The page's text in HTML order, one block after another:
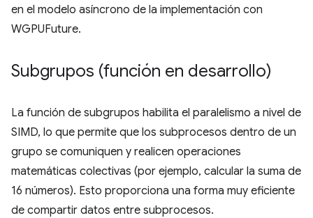
en el modelo asíncrono de la implementación con
WGPUFuture.
Subgrupos (función en desarrollo)
La función de subgrupos habilita el paralelismo a nivel de
SIMD, lo que permite que los subprocesos dentro de un
grupo se comuniquen y realicen operaciones
matemáticas colectivas (por ejemplo, calcular la suma de
16 números). Esto proporciona una forma muy eficiente
de compartir datos entre subprocesos.